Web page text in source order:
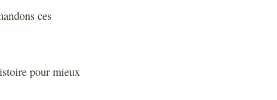
ces
pour mieux